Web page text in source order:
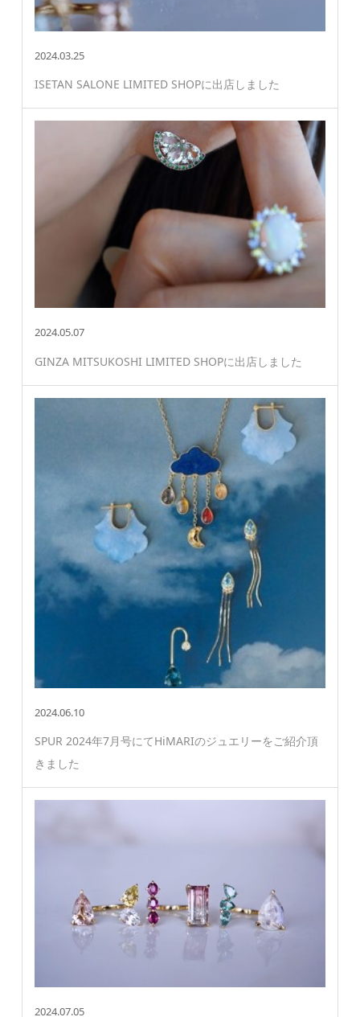
2024.03.25
ISETAN SALONE LIMITED SHOPに出店しました
2024.05.07
GINZA MITSUKOSHI LIMITED SHOPに出店しました
2024.06.10
SPUR 2024年7月号にてHiMARIのジュエリーをご紹介頂
きました
2024.07.05